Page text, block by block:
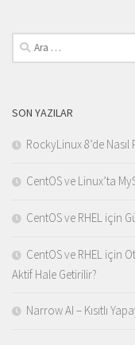
Arama:
SON YAZILAR
RockyLinux 8’de
CentOS ve Linux’ta
CentOS ve RHEL için
CentOS ve RHEL için
Aktif Hale Getirilir?
Narrow AI – Kısıtlı